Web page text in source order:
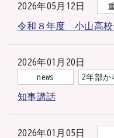
2026年05月12日
令和８年度 小山高校
2026年01月20日
news 2年部か
知事講話
2026年01月05日